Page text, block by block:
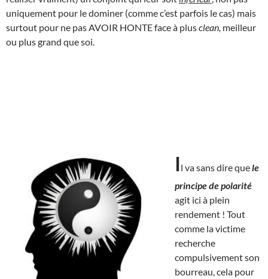
uniquement pour le dominer (comme c’est parfois le cas) mais
surtout pour ne pas AVOIR HONTE face à plusclean, meilleur
ou plus grand que soi.
Il va sans dire quele
principe de polarité
agit ici à plein
rendement ! Tout
comme la victime
recherche
compulsivement son
bourreau, cela pour